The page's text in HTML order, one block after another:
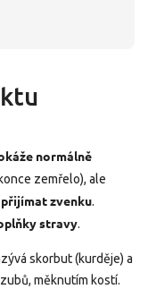
normálně
zemřelo), ale
přijímat zvenku.
stravy.
skorbut(kurděje) a
měknutím kostí.